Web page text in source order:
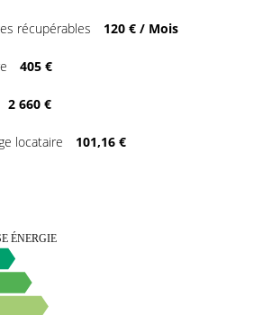
récupérables 120 € / Mois
405 €
2 660 €
locataire 101,16 €